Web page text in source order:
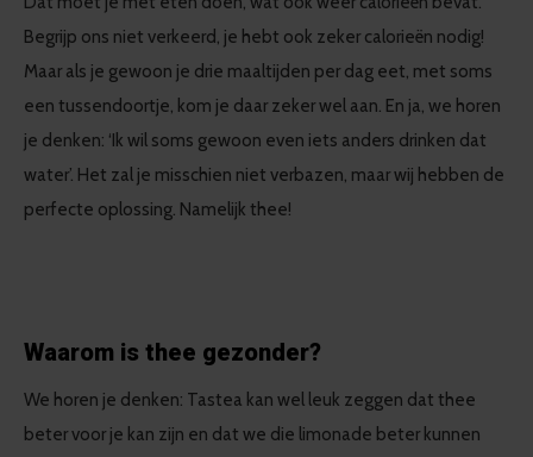
Begrijp ons niet verkeerd, je hebt ook zeker calorieën nodig!
Maar als je gewoon je drie maaltijden per dag eet, met soms
een tussendoortje, kom je daar zeker wel aan. En ja, we horen
je denken: ‘Ik wil soms gewoon even iets anders drinken dat
water’. Het zal je misschien niet verbazen, maar wij hebben de
perfecte oplossing. Namelijk thee!
Waarom is thee gezonder?
We horen je denken: Tastea kan wel leuk zeggen dat thee
beter voor je kan zijn en dat we die limonade beter kunnen